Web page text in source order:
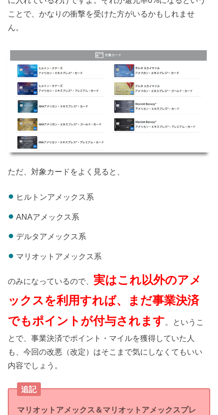
ことで、かなりの衝撃を受けた方がいるかもしれませ
ん。
ただ、対象カードをよく見ると、
ヒルトンアメックス系
ANAアメックス系
デルタアメックス系
マリオットアメックス系
のみになっているので、 実はこれ以外のアメ
ックスを利用すれば、まだ事業決済
でもポイントが付与されます。というこ
とで、事業決済でポイント・マイルを獲得していた人
も、今回の改悪（改定）はそこまで気にしなくてもいい
内容でしょう。
追記
マリオットアメックス＆マリオットアメックスプレ